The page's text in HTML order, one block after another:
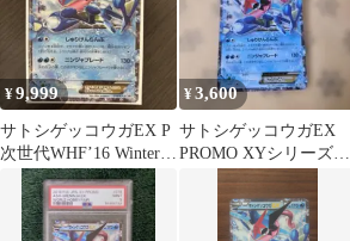
¥9,999
サトシゲッコウガEX P
次世代WHF’16 Winter
来場者特典 キラ …
¥3,600
サトシゲッコウガEX
PROMO XYシリーズプ
ロモーションカード
PROMO…